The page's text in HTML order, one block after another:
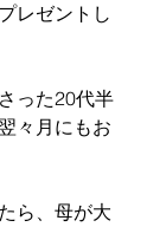
レゼントし
った20代半
々月にもお
ら、母が大